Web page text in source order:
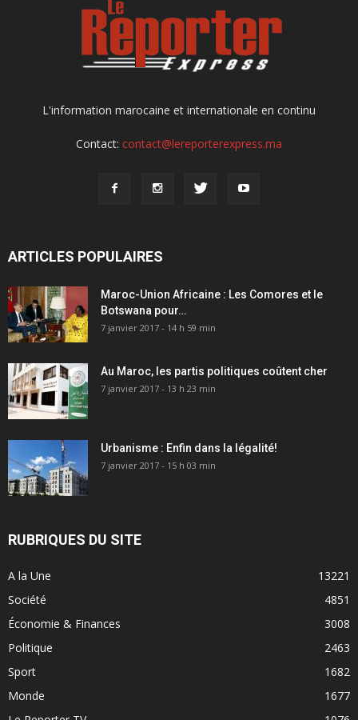
L'information marocaine et internationale en continu
Contact: contact@lereporterexpress.ma
ARTICLES POPULAIRES
Maroc-Union Africaine : Les Comores et le
Botswana pour…
7 janvier 2017 - 14 h 59 min
Au Maroc, les partis politiques coûtent cher
7 janvier 2017 - 13 h 23 min
Urbanisme : Enfin dans la légalité!
7 janvier 2017 - 15 h 03 min
RUBRIQUES DU SITE
A la Une
13221
Société
4851
Économie & Finances
3008
Politique
2463
Sport
1682
Monde
1677